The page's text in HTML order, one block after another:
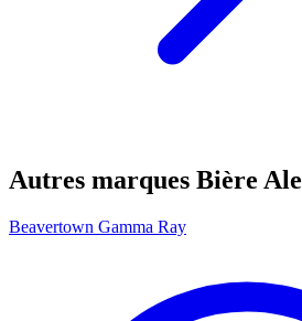
Autres marques Bière Ale
Beavertown Gamma Ray